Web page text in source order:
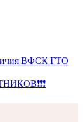
ВФСК ГТО